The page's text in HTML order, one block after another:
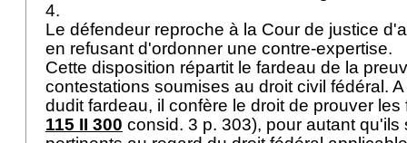
4.
Le défendeur reproche à la Cour de justice
en refusant d'ordonner une contre-expertise.
Cette disposition répartit le fardeau de la
contestations soumises au droit civil fédéral.
dudit fardeau, il confère le droit de prouver
115 II 300 consid. 3 p. 303), pour autant qu'ils